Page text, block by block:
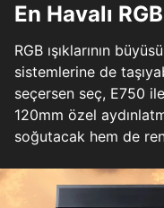
En Havalı
RGB ışıklarının
sistemlerine de
seçersen seç, E750
120mm özel
soğutacak hem de